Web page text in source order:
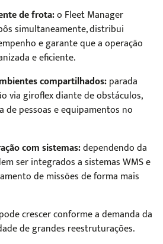
de frota:o Fleet Manager
simultaneamente, distribui
e garante que a operação
e eficiente.
compartilhados:parada
via giroflex diante de obstáculos,
de pessoas e equipamentos no
com sistemas:dependendo da
ser integrados a sistemas WMS e
de missões de forma mais
crescer conforme a demanda da
de grandes reestruturações.